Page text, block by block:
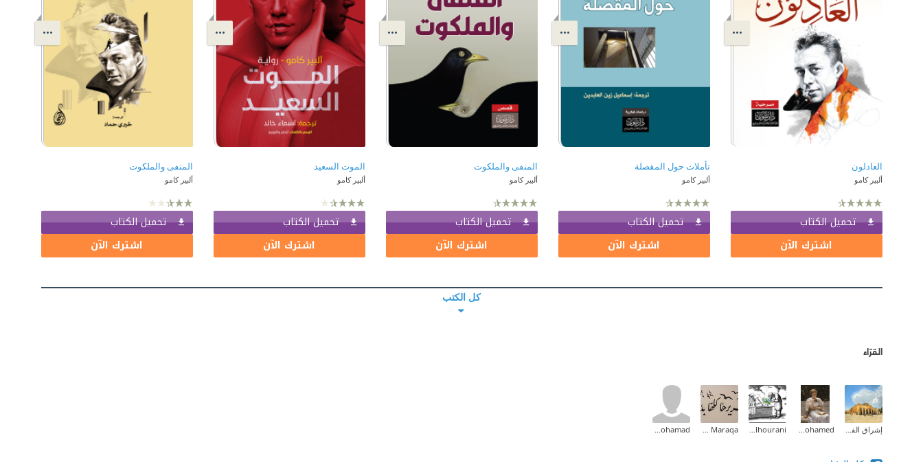
العادلون
ألبير كامو
تحميل الكتاب
اشترك الآن
تأملات حول المقصلة
ألبير كامو
تحميل الكتاب
اشترك الآن
المنفى والملكوت
ألبير كامو
تحميل الكتاب
اشترك الآن
الموت السعيد
ألبير كامو
تحميل الكتاب
اشترك الآن
المنفى والملكوت
ألبير كامو
تحميل الكتاب
اشترك الآن
كل الكتب
القرّاء
إشراق الفطافطة (Ishraq Abdelrahman) Aliaa Mohamed
Asem Alhourani
Zeina M.I Maraqa
Sherif Mohamad